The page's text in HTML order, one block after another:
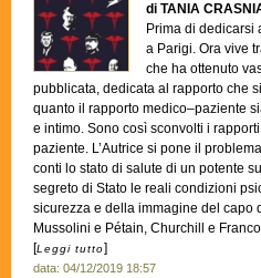
di TANIA
Prima di dedicarsi
a Parigi. Ora vive
che ha ottenuto
pubblicata, dedicata al rapporto che
quanto il rapporto medico–paziente
e intimo. Sono così sconvolti i
paziente. L’Autrice si pone il
conti lo stato di salute di un potente
segreto di Stato le reali condizioni
sicurezza e della immagine del capo
Mussolini e Pétain, Churchill e
[Leggi tutto]
data: 04/12/2019 18:57